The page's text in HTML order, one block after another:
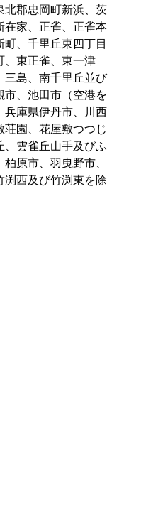
北郡忠岡町新浜、茨
在家、正雀、正雀本
、千里丘東四丁目
、東正雀、東一津
三島、南千里丘並び
市、池田市（空港を
兵庫県伊丹市、川西
園、花屋敷つつじ
、雲雀丘山手及びふ
原市、羽曳野市、
渕西及び竹渕東を除